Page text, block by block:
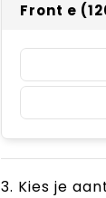
Front e
3. Kies je